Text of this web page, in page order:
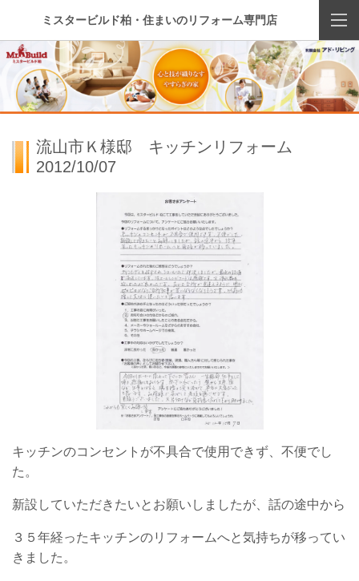
ミスタービルド柏・住まいのリフォーム専門店
流山市Ｋ様邸 キッチンリフォーム
2012/10/07
キッチンのコンセントが不具合で使用できず、不便でし
た。
新設していただきたいとお願いしましたが、話の途中から
３５年経ったキッチンのリフォームへと気持ちが移ってい
きました。